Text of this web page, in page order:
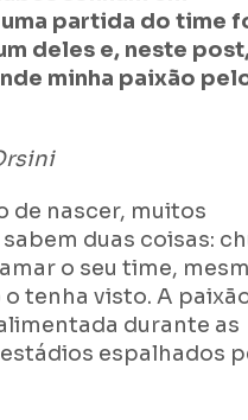
partida do time
deles e, neste
minha paixão
de nascer, muitos
duas coisas:
o seu time,
o tenha visto. A
durante as
espalhados